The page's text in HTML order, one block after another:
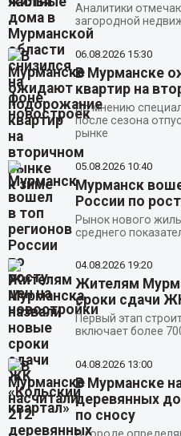
Аналитики
загородной
06.08.2026 15:30
В Мурманске
квартир на
По мнению
после сезона
рынке
05.08.2026 10:40
Мурманск
России по
Рынок нового
среднего
04.08.2026 19:20
Жителям
сроки сдачи
Первый этап
включает более
04.08.2026 13:00
В Мурманске
деревянных
по сносу